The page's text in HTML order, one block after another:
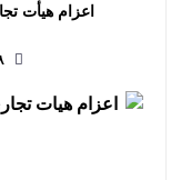
اعزام هیأت
۱۸